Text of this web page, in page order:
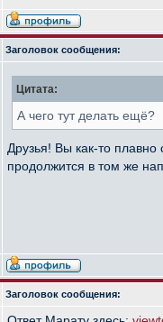
Заголовок сообщения:
Цитата:
А чего тут делать ещё?
Друзья! Вы как-то
продолжится в том же
Заголовок сообщения: